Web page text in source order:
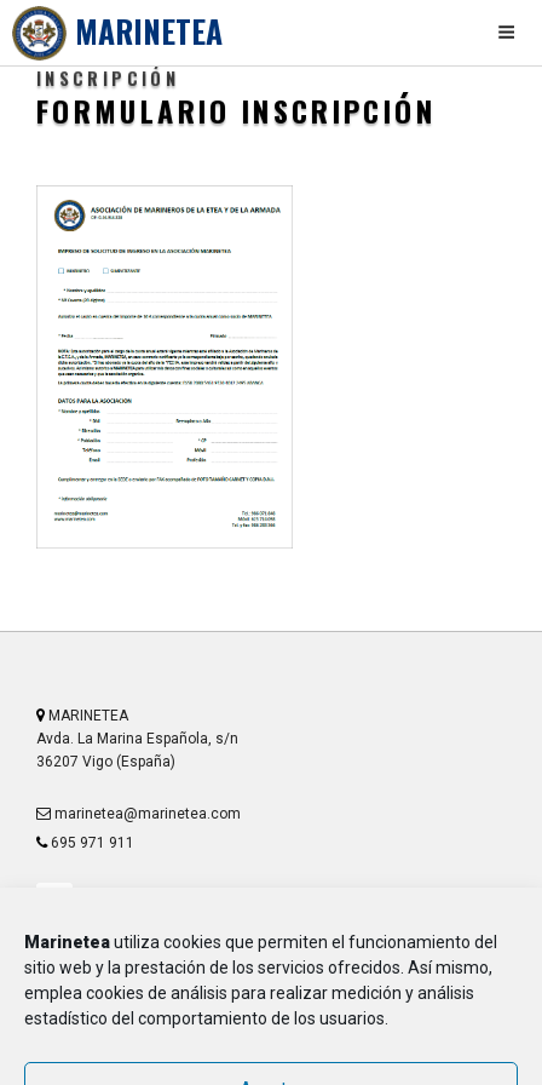
Marineteautiliza cookies que permiten el funcionamiento del
sitio web y la prestación de los servicios ofrecidos. Así mismo,
emplea cookies de análisis para realizar medición y análisis
estadístico del comportamiento de los usuarios.
MARINETEA
INSCRIPCIÓN
FORMULARIO INSCRIPCIÓN
MARINETEA
Avda. La Marina Española, s/n
36207 Vigo (España)
marinetea@marinetea.com
695 971 911
Aviso Legal
Política de Privacidad
Política de Cookies